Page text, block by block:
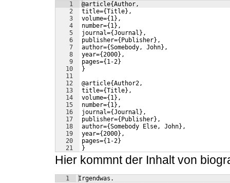
1
2
3
4
5
6
7
8
9
10
11
12
13
14
15
16
17
18
19
20
21
@article{Author,
title={Title},
volume={1},
number={1},
journal={Journal},
publisher={Publisher},
author={Somebody, John},
year={2000},
pages={1-2}
}
@article{Author2,
title={Title},
volume={1},
number={1},
journal={Journal},
publisher={Publisher},
author={Somebody Else, John},
year={2000},
pages={1-2}
}
Hier kommnt der Inhalt von
1 Irgendwas.